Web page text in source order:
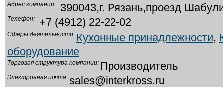
Адрес компании: 390043,г. Рязань,проезд
Телефон: +7 (4912) 22-22-02
Сферы деятельности: Кухонные принадлежности,
оборудование
Торговая структура компании: Производитель
Электронная почта: sales@interkross.ru